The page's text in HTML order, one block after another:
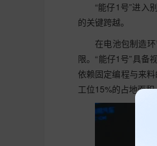
“能仔1号”进入
的关键跨越。
在电池包制造
限。“能仔1号”具备
依赖固定编程与来
工位15%的占地面